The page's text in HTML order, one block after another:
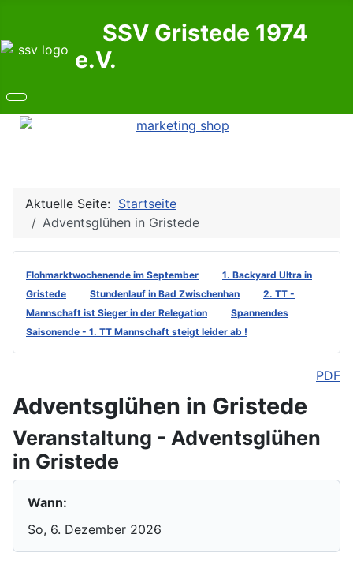
SSV Gristede 1974
e.V.
Aktuelle Seite: Startseite
Adventsglühen in Gristede
Flohmarktwochenende im September
1. Backyard Ultra in
Gristede
Stundenlauf in Bad Zwischenhan
2. TT -
Mannschaft ist Sieger in der Relegation
Spannendes
Saisonende - 1. TT Mannschaft steigt leider ab !
PDF
Adventsglühen in Gristede
Veranstaltung - Adventsglühen
in Gristede
Wann:
So, 6. Dezember 2026